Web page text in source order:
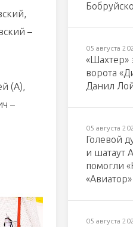
–
(А),
–
05 августа
«Шахтер»
ворота
Данил
05 августа
Голевой
и шатаут
помогли
«Авиатор»
05 августа